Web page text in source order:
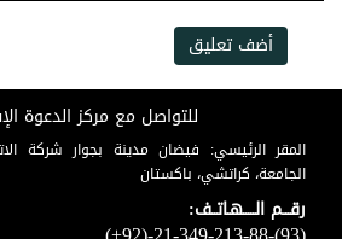
أضف تعليق
للتواصل مع مركز الدعوة
المقر الرئيسي: فيضان مدينة بجوار شركة
الجامعة، كراتشي، باكستان
رقـــم الـــــهـاتــف: